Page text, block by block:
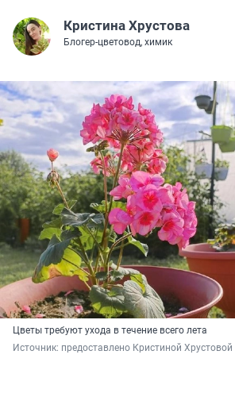
Кристина Хрустова
Блогер-цветовод, химик
Цветы требуют ухода в течение всего лета
Источник: предоставлено Кристиной Хрустовой